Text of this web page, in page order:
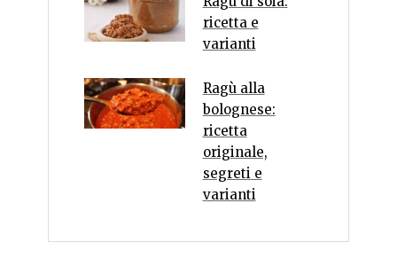
ricetta e
varianti
Ragù alla
bolognese:
ricetta
originale,
segreti e
varianti